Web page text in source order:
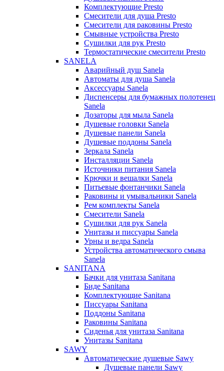
Комплектующие Presto
Смесители для душа Presto
Смесители для раковины Presto
Смывные устройства Presto
Сушилки для рук Presto
Термостатические смесители Presto
SANELA
Аварийный душ Sanela
Автоматы для душа Sanela
Аксессуары Sanela
Диспенсеры для бумажных полотенец
Sanela
Дозаторы для мыла Sanela
Душевые головки Sanela
Душевые панели Sanela
Душевые поддоны Sanela
Зеркала Sanela
Инсталляции Sanela
Источники питания Sanela
Крючки и вешалки Sanela
Питьевые фонтанчики Sanela
Раковины и умывальники Sanela
Рем комплекты Sanela
Смесители Sanela
Сушилки для рук Sanela
Унитазы и писсуары Sanela
Урны и ведра Sanela
Устройства автоматического смыва
Sanela
SANITANA
Бачки для унитаза Sanitana
Биде Sanitana
Комплектующие Sanitana
Писсуары Sanitana
Поддоны Sanitana
Раковины Sanitana
Сиденья для унитаза Sanitana
Унитазы Sanitana
SAWY
Автоматические душевые Sawy
Душевые панели Sawy